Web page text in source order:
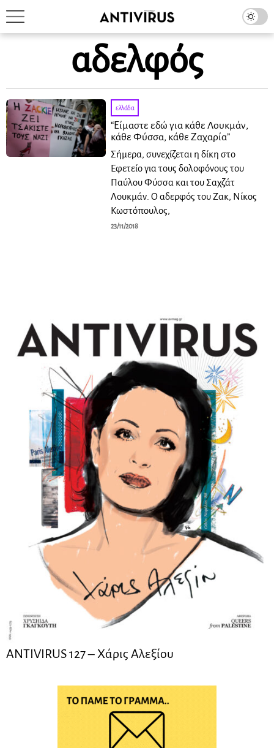
αδελφός
ελλάδα
“Είμαστε εδώ για κάθε Λουκμάν,
κάθε Φύσσα, κάθε Ζαχαρία”
Σήμερα, συνεχίζεται η δίκη στο
Εφετείο για τους δολοφόνους του
Παύλου Φύσσα και του Σαχζάτ
Λουκμάν. Ο αδερφός του Ζακ, Νίκος
Κωστόπουλος,
23/11/2018
ANTIVIRUS 127 – Xάρις Αλεξίου